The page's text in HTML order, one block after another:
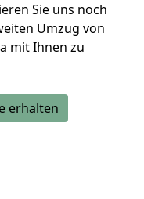
Sie uns noch
Umzug von
mit Ihnen zu
erhalten